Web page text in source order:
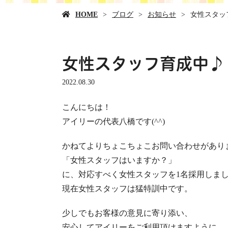
HOME ブログ お知らせ 女性スタッ
女性スタッフ育成中♪
2022.08.30
こんにちは！
アイリーの代表八橋です(^^)
かねてよりちょこちょこお問い合わせがあり
「女性スタッフはいますか？」
に、対応すべく女性スタッフを1名採用しま
現在女性スタッフは猛特訓中です。
少しでもお客様の意見に寄り添い、